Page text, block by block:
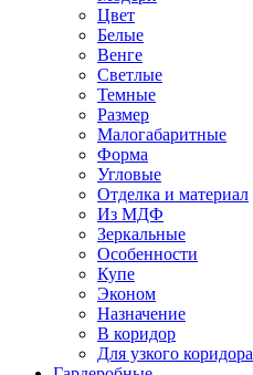
Цвет
Белые
Венге
Светлые
Темные
Размер
Малогабаритные
Форма
Угловые
Отделка и материал
Из МДФ
Зеркальные
Особенности
Купе
Эконом
Назначение
В коридор
Для узкого коридора